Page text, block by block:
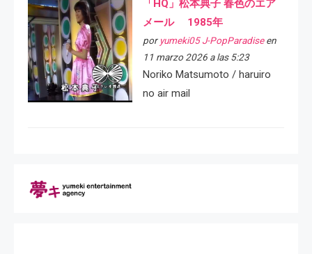
「HQ」松本典子 春色のエア
メール 1985年
por yumeki05 J-PopParadiseen
11 marzo 2026 a las 5:23
Noriko Matsumoto / haruiro
no air mail